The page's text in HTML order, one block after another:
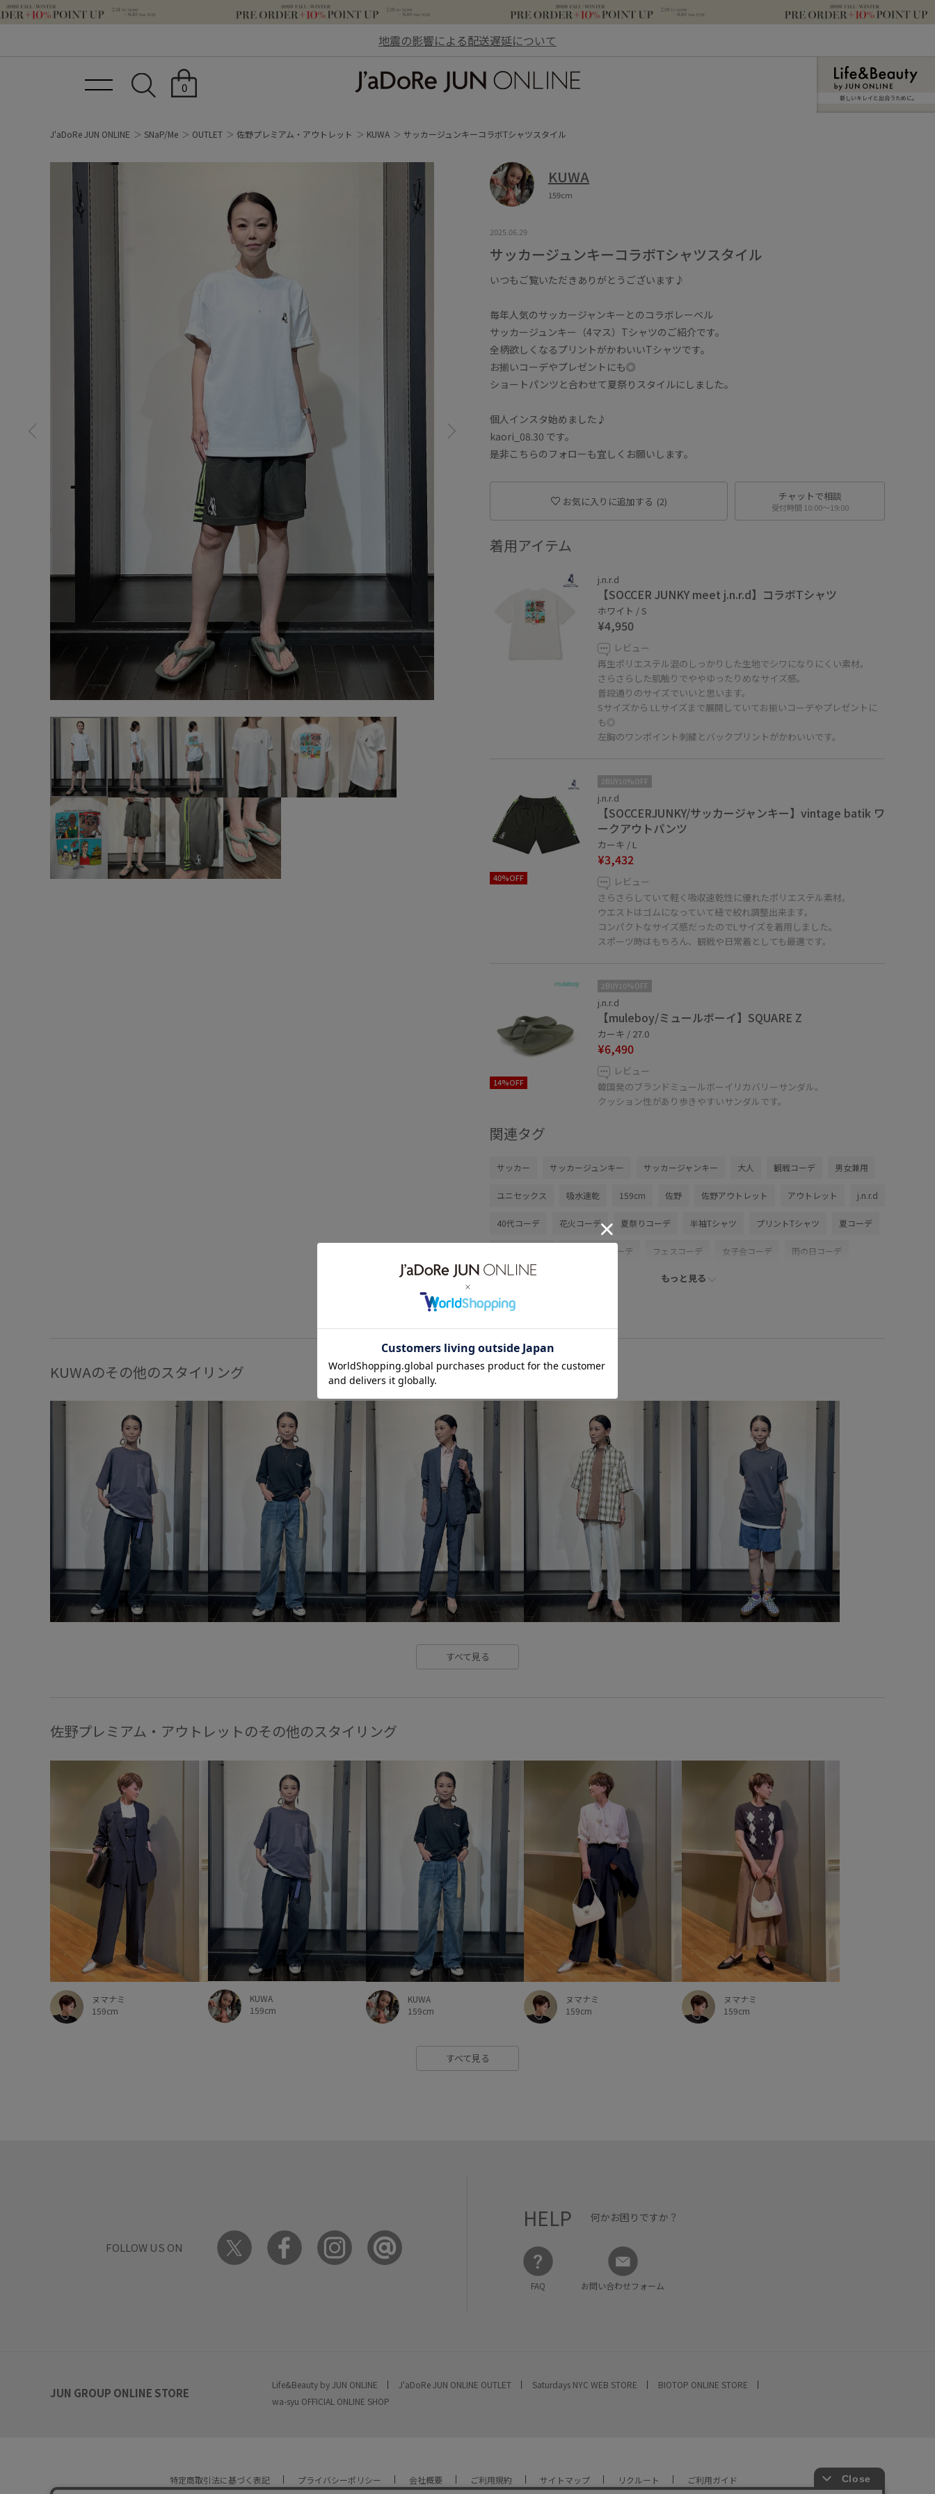
地震の影響による配送遅延について
0
新しいキレイと出合うために。
J'aDoRe JUN ONLINE SNaP/Me OUTLET 佐野プレミアム・アウトレット KUWA サッカージュンキーコラボTシャツスタイル
KUWA
159cm
2025.06.29
サッカージュンキーコラボTシャツスタイル
いつもご覧いただきありがとうございます♪
毎年人気のサッカージャンキーとのコラボレーベル
サッカージュンキー（4マス）Tシャツのご紹介です。
全柄欲しくなるプリントがかわいいTシャツです。
お揃いコーデやプレゼントにも◎
ショートパンツと合わせて夏祭りスタイルにしました。
個人インスタ始めました♪
kaori_08.30 です。
是非こちらのフォローも宜しくお願いします。
お気に入りに追加する (2) チャットで相談
受付時間 10:00〜19:00
着用アイテム
j.n.r.d
【SOCCER JUNKY meet j.n.r.d】コラボTシャツ
ホワイト / S
¥4,950
レビュー
再生ポリエステル混のしっかりした生地でシワになりにくい素材。
さらさらした肌触りでややゆったりめなサイズ感。
普段通りのサイズでいいと思います。
Sサイズから LLサイズまで展開していてお揃いコーデやプレゼントに
も◎
左胸のワンポイント刺繍とバックプリントがかわいいです。
40%OFF
2BUY10%OFF
j.n.r.d
【SOCCERJUNKY/サッカージャンキー】vintage batik ワ
ークアウトパンツ
カーキ / L
¥3,432
レビュー
さらさらしていて軽く吸収速乾性に優れたポリエステル素材。
ウエストはゴムになっていて紐で絞れ調整出来ます。
コンパクトなサイズ感だったのでLサイズを着用しました。
スポーツ時はもちろん、観戦や日常着としても最適です。
14%OFF
2BUY10%OFF
j.n.r.d
【muleboy/ミュールボーイ】SQUARE Z
カーキ / 27.0
¥6,490
レビュー
韓国発のブランドミュールボーイリカバリーサンダル。
クッション性があり歩きやすいサンダルです。
関連タグ
サッカー サッカージュンキー サッカージャンキー 大人 観戦コーデ 男女兼用
ユニセックス 吸水速乾 159cm 佐野 佐野アウトレット アウトレット j.n.r.d
40代コーデ 花火コーデ 夏祭りコーデ 半袖Tシャツ プリントTシャツ 夏コーデ
アウトドアコーデ フェスコーデ 女子会コーデ 雨の日コーデ
韓国ファッション ストリート
体型カバー
Tシャツ/カットソー パンツ
もっと見る
KUWAのその他のスタイリング
すべて見る
佐野プレミアム・アウトレットのその他のスタイリング
ヌマナミ
159cm
KUWA
159cm
KUWA
159cm
ヌマナミ
159cm
ヌマナミ
159cm
すべて見る
FOLLOW US ON
HELP 何かお困りですか？
FAQ お問い合わせフォーム
JUN GROUP ONLINE STORE
Life&Beauty by JUN ONLINE J'aDoRe JUN ONLINE OUTLET Saturdays NYC WEB STORE
BIOTOP ONLINE STORE
wa-syu OFFICIAL ONLINE SHOP
特定商取引法に基づく表記 プライバシーポリシー 会社概要 ご利用規約 サイトマップ リクルート ご利用ガイド